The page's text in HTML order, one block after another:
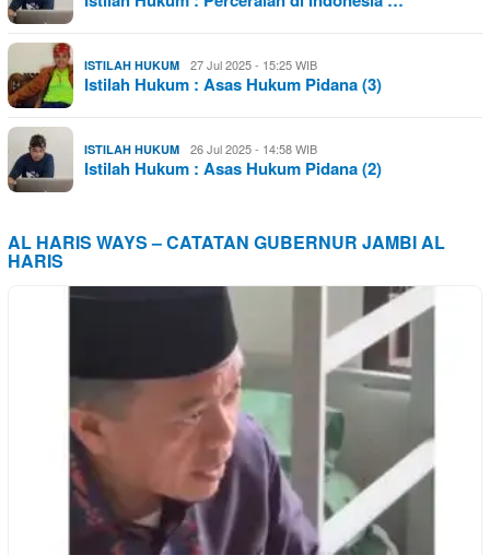
ISTILAH HUKUM 27 Jul 2025 - 15:25 WIB
Istilah Hukum : Asas Hukum Pidana (3)
ISTILAH HUKUM 26 Jul 2025 - 14:58 WIB
Istilah Hukum : Asas Hukum Pidana (2)
AL HARIS WAYS – CATATAN GUBERNUR JAMBI AL
HARIS